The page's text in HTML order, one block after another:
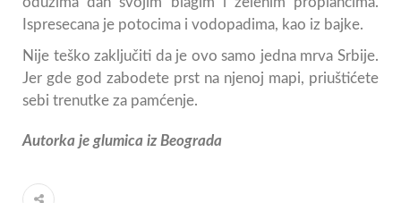
Ispresecana je potocima i vodopadima, kao iz bajke.
Nije teško zaključiti da je ovo samo jedna mrva Srbije.
Jer gde god zabodete prst na njenoj mapi, priuštićete
sebi trenutke za pamćenje.
Autorka je glumica iz Beograda